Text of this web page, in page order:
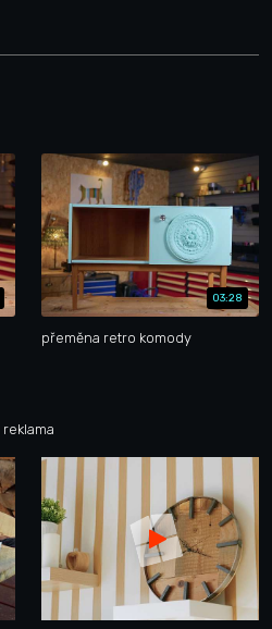
03:28
přeměna retro komody
reklama